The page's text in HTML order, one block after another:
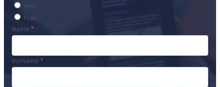
Herr
Frau
Name
Vorname